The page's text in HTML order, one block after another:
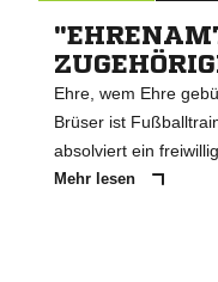
Ehre, wem Ehre
Brüser ist
absolviert ein
Mehr lesen